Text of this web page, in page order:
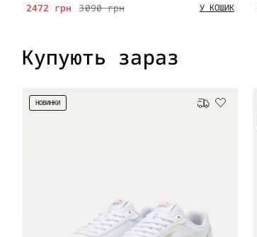
3090 грн
2472 грн У КОШИК
Купують зараз
НОВИНКИ Безкоштовна